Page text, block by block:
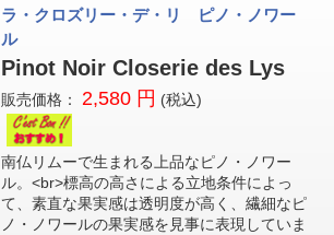
ラ・クロズリー・デ・リ ピノ・ノワー
ル
Pinot Noir Closerie des Lys
販売価格： 2,580 円 (税込)
南仏リムーで生まれる上品なピノ・ノワー
ル。<br>標高の高さによる立地条件によっ
て、素直な果実感は透明度が高く、繊細なピ
ノ・ノワールの果実感を見事に表現していま